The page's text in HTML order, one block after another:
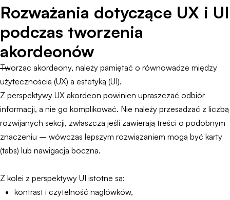
Rozważania dotyczące UX i UI
podczas tworzenia
akordeonów
Tworząc akordeony, należy pamiętać o równowadze między
użytecznością (UX) a estetyką (UI).
Z perspektywy UX akordeon powinien upraszczać odbiór
informacji, a nie go komplikować. Nie należy przesadzać z liczbą
rozwijanych sekcji, zwłaszcza jeśli zawierają treści o podobnym
znaczeniu – wówczas lepszym rozwiązaniem mogą być karty
(tabs) lub nawigacja boczna.
Z kolei z perspektywy UI istotne są:
kontrast i czytelność nagłówków,